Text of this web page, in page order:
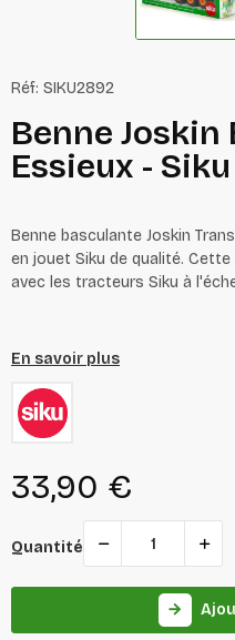
Réf: SIKU2892
Benne Joskin
Essieux -
Benne basculante Joskin
en jouet Siku de qualité.
avec les tracteurs Siku à
En savoir plus
33,90 €
Quantité
arrow_forward